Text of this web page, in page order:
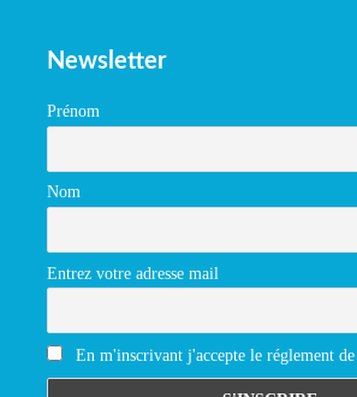
Newsletter
Prénom
Nom
Entrez votre adresse mail
En m'inscrivant j'accepte le réglement de